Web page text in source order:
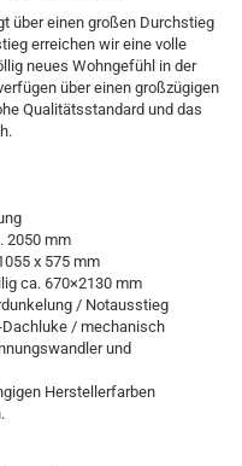
über einen großen Durchstieg
erreichen wir eine volle
neues Wohngefühl in der
über einen großzügigen
Qualitätsstandard und das
2050 mm
x 575 mm
ca. 670×2130 mm
/ Notausstieg
/ mechanisch
und
Herstellerfarben